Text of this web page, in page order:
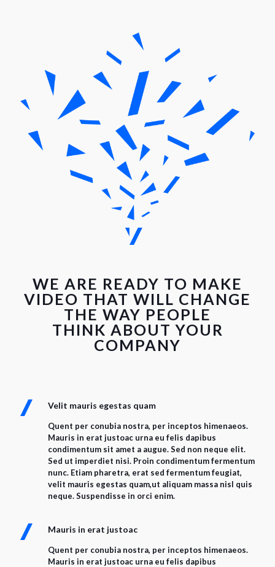
WE ARE READY TO MAKE
VIDEO THAT WILL CHANGE
THE WAY PEOPLE
THINK ABOUT YOUR
COMPANY
Velit mauris egestas quam
Quent per conubia nostra, per inceptos himenaeos.
Mauris in erat justoac urna eu felis dapibus
condimentum sit amet a augue. Sed non neque elit.
Sed ut imperdiet nisi. Proin condimentum fermentum
nunc. Etiam pharetra, erat sed fermentum feugiat,
velit mauris egestas quam,ut aliquam massa nisl quis
neque. Suspendisse in orci enim.
Mauris in erat justoac
Quent per conubia nostra, per inceptos himenaeos.
Mauris in erat justoac urna eu felis dapibus